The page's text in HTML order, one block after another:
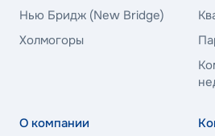
Нью Бридж (New Bridge)
Холмогоры
О компании